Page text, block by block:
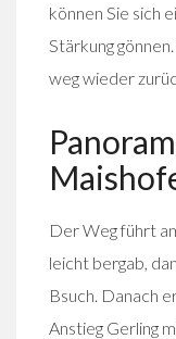
können Sie sich
Stärkung
weg wieder
Der Weg führt
leicht bergab,
Bsuch. Danach
Anstieg Gerling